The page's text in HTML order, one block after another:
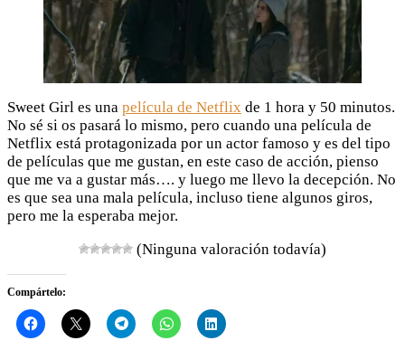
Sweet Girl es una película de Netflix de 1 hora y 50 minutos.
No sé si os pasará lo mismo, pero cuando una película de
Netflix está protagonizada por un actor famoso y es del tipo
de películas que me gustan, en este caso de acción, pienso
que me va a gustar más…. y luego me llevo la decepción. No
es que sea una mala película, incluso tiene algunos giros,
pero me la esperaba mejor.
(Ninguna valoración todavía)
Compártelo: